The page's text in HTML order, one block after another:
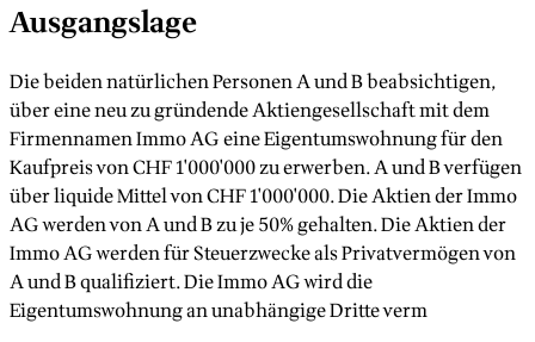
Ausgangslage
Die beiden natürlichen Personen A und B beabsichtigen,
über eine neu zu gründende Aktiengesellschaft mit dem
Firmennamen Immo AG eine Eigentumswohnung für den
Kaufpreis von CHF 1'000'000 zu erwerben. A und B verfügen
über liquide Mittel von CHF 1'000'000. Die Aktien der Immo
AG werden von A und B zu je 50% gehalten. Die Aktien der
Immo AG werden für Steuerzwecke als Privatvermögen von
A und B qualifiziert. Die Immo AG wird die
Eigentumswohnung an unabhängige Dritte verm